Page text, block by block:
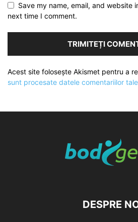
Save my name, email, and website
next time I comment.
Acest site folosește Akismet pentru a
sunt procesate datele comentariilor tale
DESPRE